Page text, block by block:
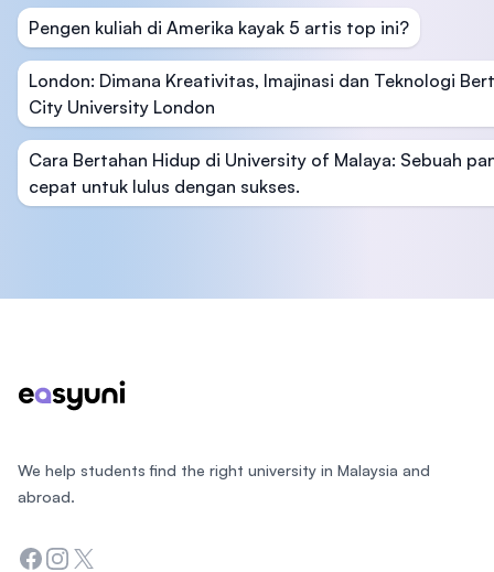
Pengen kuliah di Amerika kayak 5 artis top ini?
London: Dimana Kreativitas, Imajinasi dan Teknologi
City University London
Cara Bertahan Hidup di University of Malaya: Sebuah
cepat untuk lulus dengan sukses.
We help students find the right university in Malaysia and
abroad.
Facebook
Instagram
Twitter